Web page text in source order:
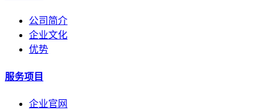
公司简介
企业文化
优势
服务项目
企业官网